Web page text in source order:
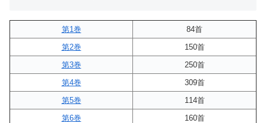
第1巻
84首
第2巻
150首
第3巻
250首
第4巻
309首
第5巻
114首
第6巻
160首